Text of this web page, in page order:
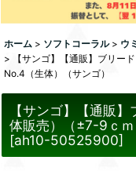
ホーム > ソフトコーラル > ウ
>
【サンゴ】【通販】ブリー
No.4（生体）（サンゴ）
【サンゴ】【通販
体販売）（±7-9ｃｍ
[ah10-50525900]